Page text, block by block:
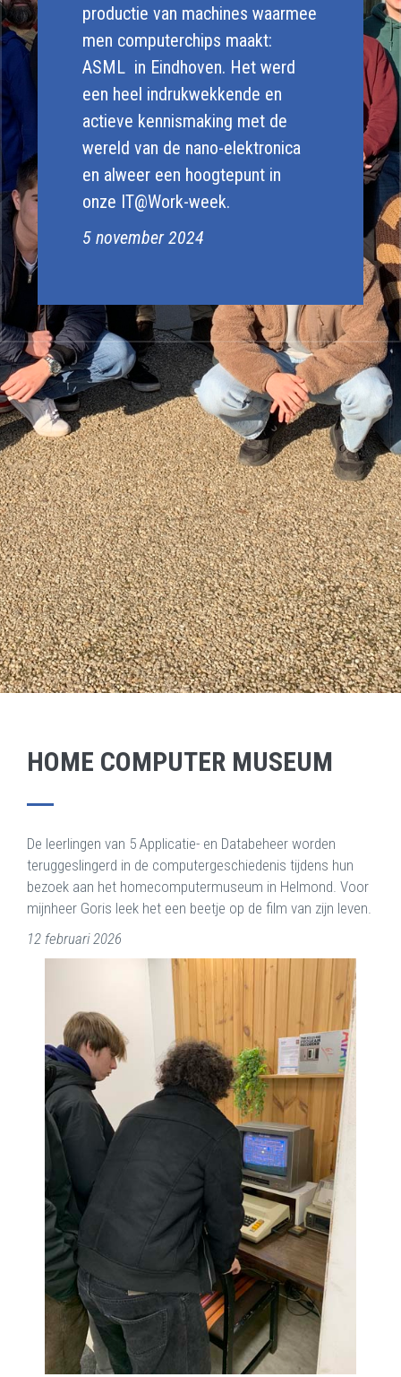
productie van machines waarmee
men computerchips maakt:
ASML in Eindhoven. Het werd
een heel indrukwekkende en
actieve kennismaking met de
wereld van de nano-elektronica
en alweer een hoogtepunt in
onze IT@Work-week.
5 november 2024
HOME COMPUTER MUSEUM
De leerlingen van 5 Applicatie- en Databeheer worden
teruggeslingerd in de computergeschiedenis tijdens hun
bezoek aan het homecomputermuseum in Helmond. Voor
mijnheer Goris leek het een beetje op de film van zijn leven.
12 februari 2026